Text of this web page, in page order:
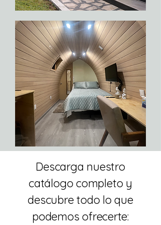
​​Descarga nuestro
catálogo completo y
descubre todo lo que
podemos ofrecerte: